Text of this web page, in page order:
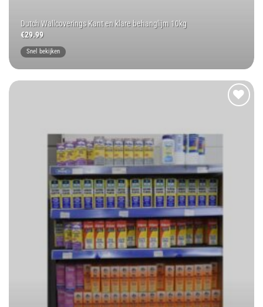
Dutch Wallcoverings Kant en klare behanglijm 10kg
€29.99
Snel bekijken